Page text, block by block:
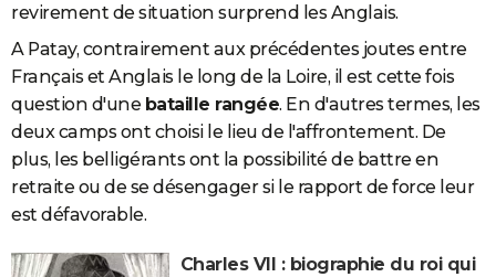
revirement de situation surprend les Anglais.
A Patay, contrairement aux précédentes joutes entre
Français et Anglais le long de la Loire, il est cette fois
question d'une bataille rangée. En d'autres termes, les
deux camps ont choisi le lieu de l'affrontement. De
plus, les belligérants ont la possibilité de battre en
retraite ou de se désengager si le rapport de force leur
est défavorable.
Charles VII : biographie du roi qui